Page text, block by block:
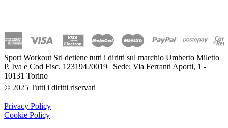
Sport Workout Srl detiene tutti i diritti sul marchio Umberto Miletto
P. Iva e Cod Fisc. 12319420019 | Sede: Via Ferranti Aporti, 1 -
10131 Torino
© 2025 Tutti i diritti riservati
Privacy Policy
Cookie Policy